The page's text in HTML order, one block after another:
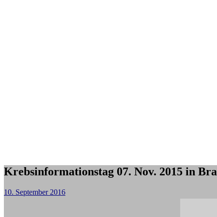
Krebsinformationstag 07. Nov. 2015 in
10. September 2016